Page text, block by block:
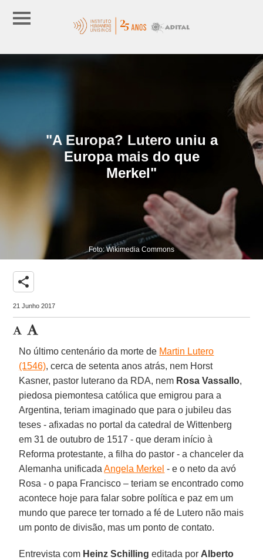
"A Europa? Lutero uniu a
Europa mais do que
Merkel"
Foto: Wikimedia Commons
share
21 Junho 2017
No último centenário da morte de Martin Lutero
(1546), cerca de setenta anos atrás, nem Horst
Kasner, pastor luterano da RDA, nem Rosa Vassallo,
piedosa piemontesa católica que emigrou para a
Argentina, teriam imaginado que para o jubileu das
teses - afixadas no portal da catedral de Wittenberg
em 31 de outubro de 1517 - que deram início à
Reforma protestante, a filha do pastor - a chanceler da
Alemanha unificadaAngela Merkel - e o neto da avó
Rosa - o papa Francisco – teriam se encontrado como
acontece hoje para falar sobre política e paz em um
mundo que parece ter tornado a fé de Lutero não mais
um ponto de divisão, mas um ponto de contato.
Entrevista com Heinz Schilling editada por Alberto